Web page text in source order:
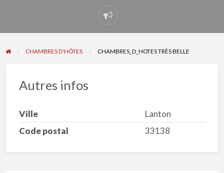
Signaler
un
problème
CHAMBRES D'HÔTES CHAMBRES_D_HOTES TRÈS BELLE
Autres infos
Ville
Lanton
Code postal
33138